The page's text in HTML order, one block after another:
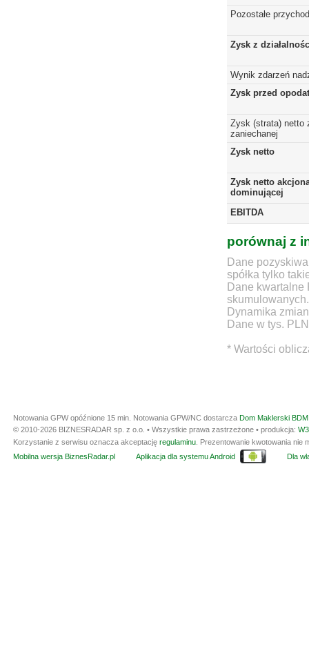
Pozostałe
Zysk z
Wynik zdarzeń
Zysk przed
Zysk (strata) netto
zaniechanej
Zysk netto
Zysk netto
dominującej
EBITDA
porównaj z
Dane
spółka tylko
Dane
skumulowanych.
Dynamika
Dane w tys. PLN
* Wartości
Notowania GPW opóźnione 15 min. Notowania GPW/NC dostarcza Dom Maklerski
© 2010-2026 BIZNESRADAR sp. z o.o. • Wszystkie prawa zastrzeżone • produkcja:
Korzystanie z serwisu oznacza akceptację regulaminu . Prezentowanie kwotowania
Mobilna wersja BiznesRadar.pl
Aplikacja dla systemu Android Dla